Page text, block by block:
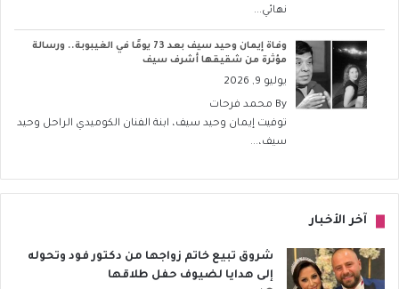
نهائي...
وفاة إيمان وحيد سيف بعد 73 يومًا في الغيبوبة.. ورسالة
مؤثرة من شقيقها أشرف سيف
يوليو 9, 2026
By محمد فرحات
توفيت إيمان وحيد سيف، ابنة الفنان الكوميدي الراحل وحيد
سيف،...
آخر الأخبار
شروق تبيع خاتم زواجها من دكتور فود وتحوله
إلى هدايا لضيوف حفل طلاقها